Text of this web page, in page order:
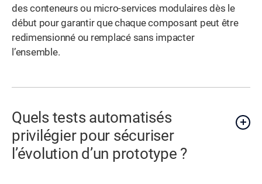
des conteneurs ou micro-services modulaires dès le
début pour garantir que chaque composant peut être
redimensionné ou remplacé sans impacter
l’ensemble.
Quels tests automatisés
privilégier pour sécuriser
l’évolution d’un prototype ?